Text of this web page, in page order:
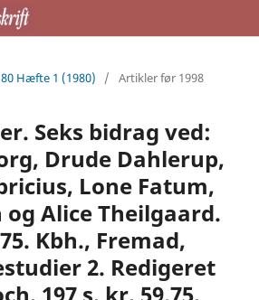
Hæfte 1 (1980)
/ Artikler før 1998
Seks bidrag ved:
Drude Dahlerup,
Lone Fatum,
og Alice Theilgaard.
Kbh., Fremad,
2. Redigeret